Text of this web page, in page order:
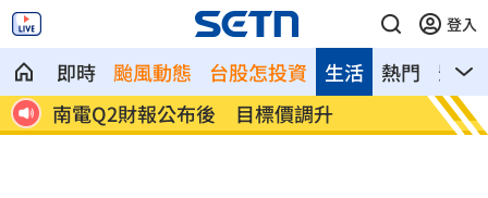
登入
即時 颱風動態 台股怎投資 熱門 影音
生活
特
南電Q2財報公布後 目標價調升 俄軍